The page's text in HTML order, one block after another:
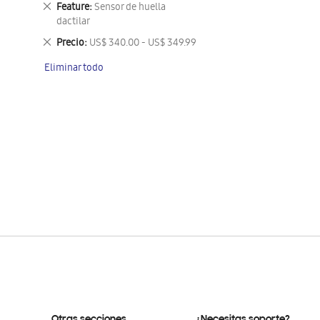
Feature Sensor de huella
dactilar
Eliminar
este
artículo
Precio US$ 340.00 - US$ 349.99
Eliminar
artículo
Eliminar todo